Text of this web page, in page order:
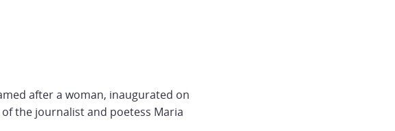
after a woman, inaugurated on
the journalist and poetess Maria